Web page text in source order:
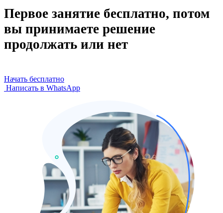
Первое занятие бесплатно, потом
вы принимаете решение
продолжать или нет
Начать бесплатно
Написать в WhatsApp